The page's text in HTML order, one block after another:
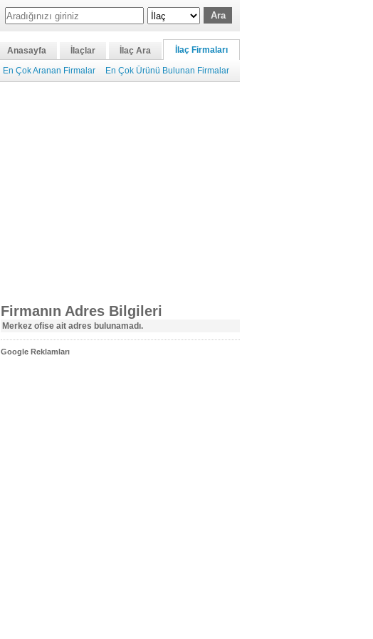
Anasayfa İlaçlar İlaç Ara İlaç Firmaları
En Çok Aranan Firmalar En Çok Ürünü Bulunan Firmalar
Firmanın Adres Bilgileri
Merkez ofise ait adres bulunamadı.
Google Reklamları